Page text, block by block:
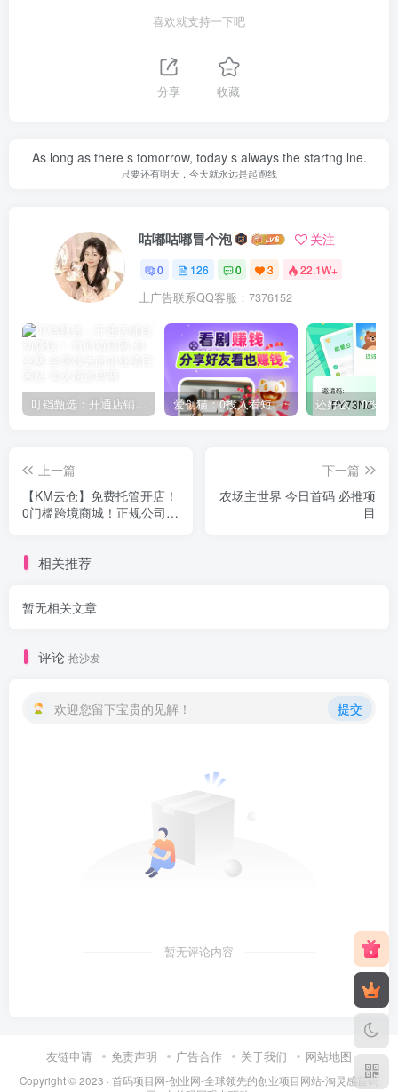
喜欢就支持一下吧
分享 收藏
As long as there s tomorrow, today s always the startng lne.
只要还有明天，今天就永远是起跑线
咕嘟咕嘟冒个泡 关注
0 126 0 3 22.1W+
上广告联系QQ客服：7376152
叮铛甄选：开通店铺自动赚钱！ 爱创猫：0投入看短剧赚钱！
上一篇
【KM云仓】免费托管开店！
0门槛跨境商城！正规公司，
下一篇
农场主世界 今日首码 必推项
目
相关推荐
暂无相关文章
评论 抢沙发
欢迎您留下宝贵的见解！ 提交
暂无评论内容
友链申请 免责声明 广告合作 关于我们 网站地图
Copyright © 2023 · 首码项目网-创业网-全球领先的创业项目网站-淘灵感首码